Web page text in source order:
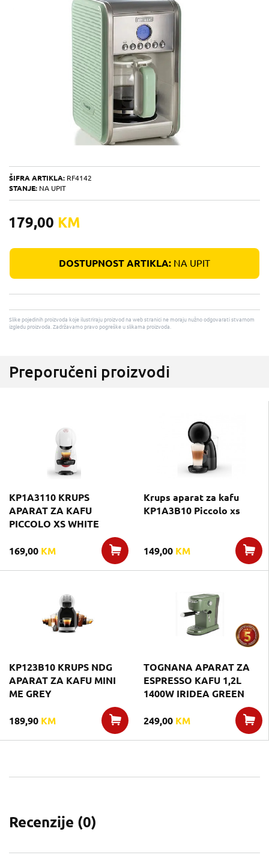
ŠIFRA ARTIKLA: RF4142
STANJE: NA UPIT
179,00 KM
DOSTUPNOST ARTIKLA: NA UPIT
Slike pojedinih proizvoda koje ilustriraju proizvod na web stranici ne moraju nužno odgovarati stvarnom
izgledu proizvoda. Zadržavamo pravo pogreške u slikama proizvoda.
Preporučeni proizvodi
KP1A3110 KRUPS
APARAT ZA KAFU
PICCOLO XS WHITE
169,00 KM
Krups aparat za kafu
KP1A3B10 Piccolo xs
149,00 KM
KP123B10 KRUPS NDG
APARAT ZA KAFU MINI
ME GREY
189,90 KM
TOGNANA APARAT ZA
ESPRESSO KAFU 1,2L
1400W IRIDEA GREEN
249,00 KM
Recenzije (0)